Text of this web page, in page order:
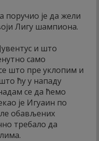
поручио је да жели
Лигу шампиона.
и што
само
што пре уклопим и
ћу у нападу
се да ћемо
је Игуаин по
обављених
требало да